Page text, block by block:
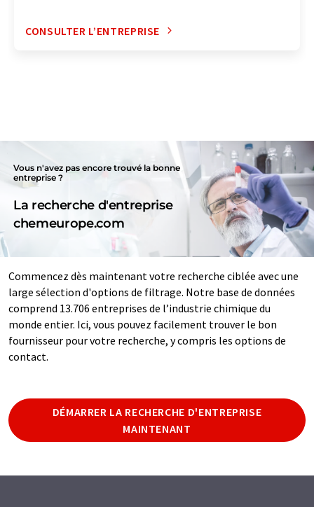
CONSULTER L’ENTREPRISE
Vous n'avez pas encore trouvé la bonne
entreprise ?
La recherche d'entreprise
chemeurope.com
Commencez dès maintenant votre recherche ciblée avec une
large sélection d'options de filtrage. Notre base de données
comprend 13.706 entreprises de l’industrie chimique du
monde entier. Ici, vous pouvez facilement trouver le bon
fournisseur pour votre recherche, y compris les options de
contact.
DÉMARRER LA RECHERCHE D'ENTREPRISE
MAINTENANT